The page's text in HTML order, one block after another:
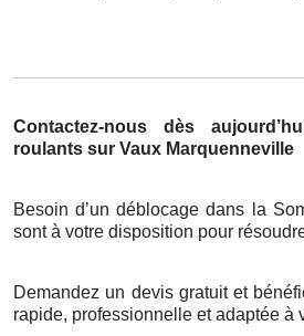
Contactez-nous dès
roulants sur Vaux Marquenneville
Besoin d’un déblocage dans la
sontà votre disposition pour ré
Demandez un devis gratuit et
rapide, professionnelle et adaptée à